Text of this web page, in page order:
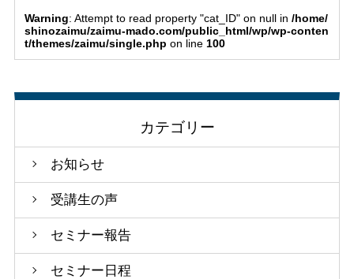
Warning: Attempt to read property "cat_ID" on null in/home/
shinozaimu/zaimu-mado.com/public_html/wp/wp-conten
t/themes/zaimu/single.php on line 100
カテゴリー
お知らせ
受講生の声
セミナー報告
セミナー日程